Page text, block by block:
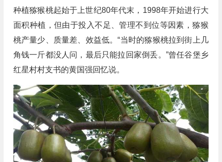
种植猕猴桃起始于上世纪80年代末，1998年开始进行大
面积种植，但由于投入不足、管理不到位等因素，猕猴
桃产量少、质量差、效益低。“当时的猕猴桃拉到街上几
角钱一斤都没人问，最后只能拉回家倒丢。”曾任谷堡乡
红星村村支书的黄国强回忆说。